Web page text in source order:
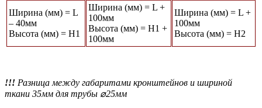
Ширина (мм) = L
– 40мм
Высота (мм) = Н1
Ширина (мм) = L +
100мм
Высота (мм) = Н1 +
100мм
Ширина (мм) = L +
100мм
Высота (мм) = Н2
!!! Разница между габаритами кронштейнов и шириной
ткани 35мм для трубы ⌀25мм